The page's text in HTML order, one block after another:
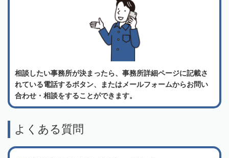
相談したい事務所が決まったら、事務所詳細ページに記載さ
れている電話するボタン、またはメールフォームからお問い
合わせ・相談をすることができます。
よくある質問